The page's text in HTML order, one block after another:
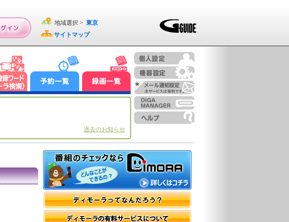
地域選択 > 東京
サイトマップ
過去のお知らせ